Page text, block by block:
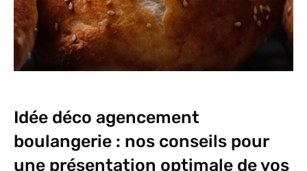
Idée déco agencement
boulangerie : nos conseils pour
une présentation optimale de vos